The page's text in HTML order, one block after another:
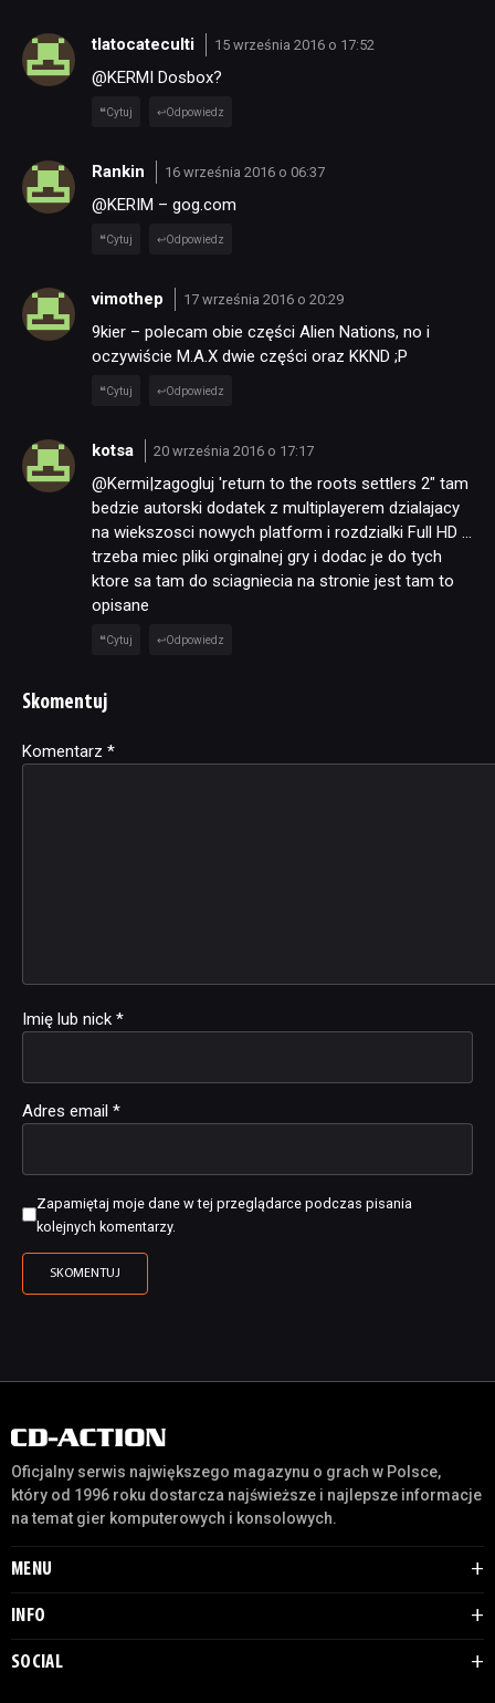
tlatocateculti 15 września 2016 o 17:52
@KERMI Dosbox?
Cytuj Odpowiedz
Rankin 16 września 2016 o 06:37
@KERIM – gog.com
Cytuj Odpowiedz
vimothep 17 września 2016 o 20:29
9kier – polecam obie części Alien Nations, no i
oczywiście M.A.X dwie części oraz KKND ;P
Cytuj Odpowiedz
kotsa 20 września 2016 o 17:17
@Kermi|zagogluj 'return to the roots settlers 2″ tam
bedzie autorski dodatek z multiplayerem dzialajacy
na wiekszosci nowych platform i rozdzialki Full HD …
trzeba miec pliki orginalnej gry i dodac je do tych
ktore sa tam do sciagniecia na stronie jest tam to
opisane
Cytuj Odpowiedz
Skomentuj
Komentarz *
Imię lub nick *
Adres email *
Zapamiętaj moje dane w tej przeglądarce podczas pisania
kolejnych komentarzy.
Alternative:
Oficjalny serwis największego magazynu o grach w Polsce,
który od 1996 roku dostarcza najświeższe i najlepsze informacje
na temat gier komputerowych i konsolowych.
MENU
INFO
SOCIAL